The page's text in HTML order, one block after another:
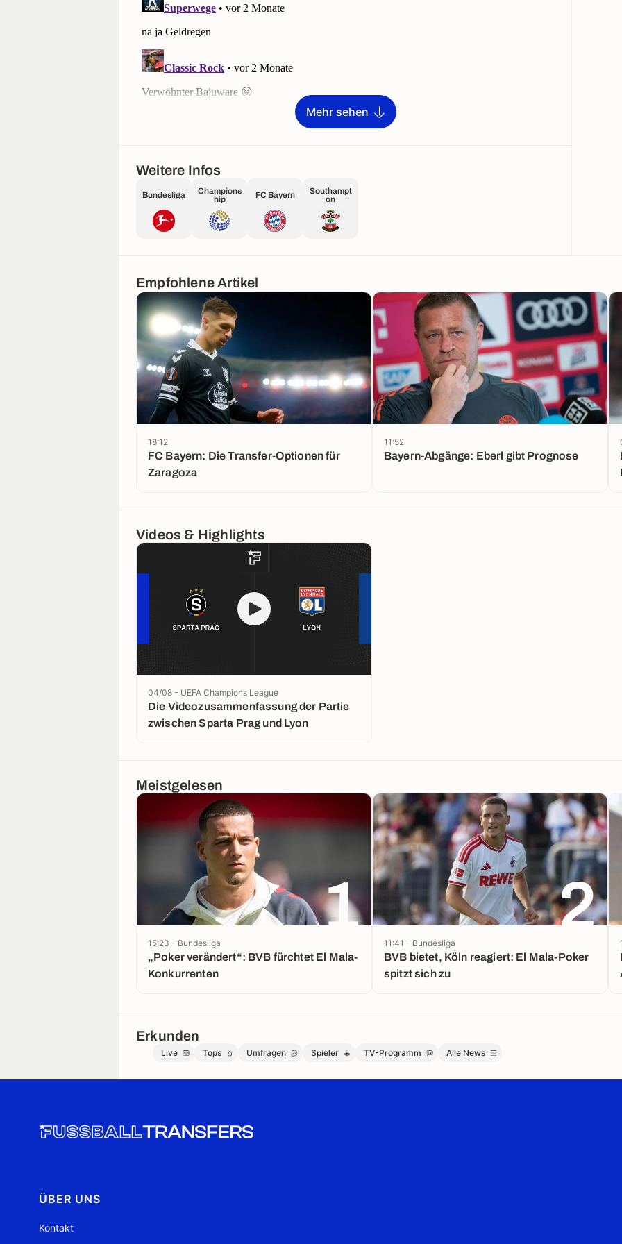
Mehr sehen
Weitere Infos
Bundesliga
Champions
hip
FC Bayern
Southampt
on
Empfohlene Artikel
FC Bayern: Die Transfer-Optionen für
Zaragoza
18:12
Bayern-Abgänge: Eberl gibt Prognose
11:52
Videos & Highlights
Die Videozusammenfassung der Partie
zwischen Sparta Prag und Lyon
04/08 - UEFA Champions League
Meistgelesen
1
„Poker verändert“: BVB fürchtet El Mala-
Konkurrenten
15:23 - Bundesliga
2
BVB bietet, Köln reagiert: El Mala-Poker
spitzt sich zu
11:41 - Bundesliga
Erkunden
Live Tops Umfragen Spieler TV-Programm Alle News
ÜBER UNS
Kontakt